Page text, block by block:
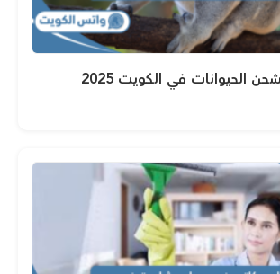
في الكويت 2025